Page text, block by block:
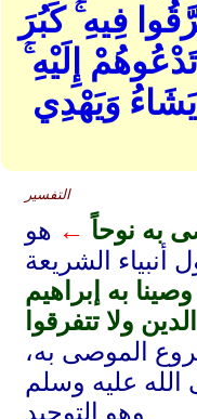
فِيهِ ۚ كَبُرَ
إِلَيْهِ
يَشَاءُ وَيَهْدِي
التفسير
به نوحاً ← هو
أنبياء الشريعة
به إبراهيم
ولا تتفرقوا
الموصى به،
عليه وسلم
وهو التوحيد